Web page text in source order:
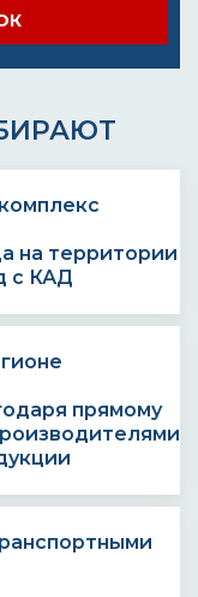
на территории
с КАД
прямому